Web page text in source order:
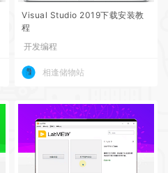
Visual Studio 2019下载安装教
程
开发编程
相逢储物站